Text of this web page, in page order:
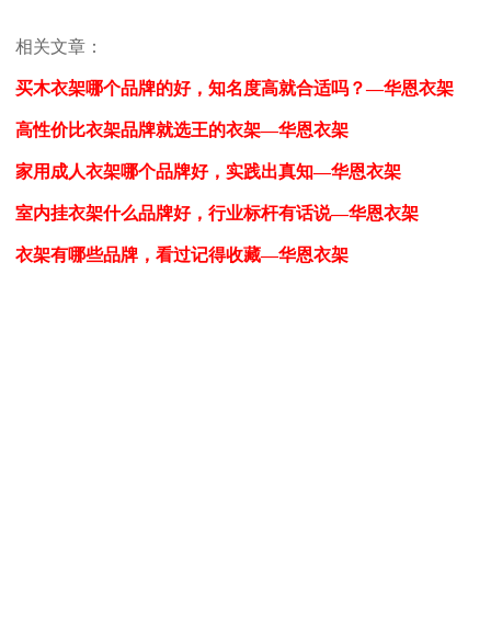
相关文章：
买木衣架哪个品牌的好，知名度高就合适吗？—华恩衣架
高性价比衣架品牌就选王的衣架—华恩衣架
家用成人衣架哪个品牌好，实践出真知—华恩衣架
室内挂衣架什么品牌好，行业标杆有话说—华恩衣架
衣架有哪些品牌，看过记得收藏—华恩衣架